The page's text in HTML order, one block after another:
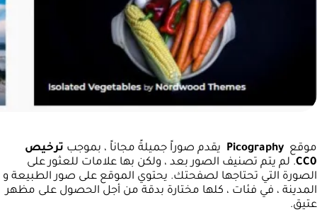
موقع Picography يقدم صوراً جميلةً مجاناً ، بموجب ترخيص
CC0. لم يتم تصنيف الصور بعد ، ولكن بها علامات للعثور على
الصورة التي تحتاجها لصفحتك. يحتوي الموقع على صور الطبيعة و
المدينة ، في فئات ، كلها مختارة بدقة من أجل الحصول على مظهر
عتيق.